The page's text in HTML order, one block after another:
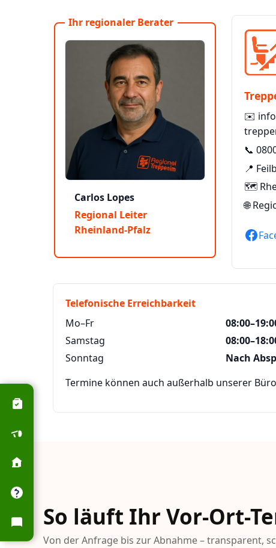
Ihr regionaler Berater
Carlos Lopes
Regional Leiter
Rheinland-Pfalz
✉️
📞
📍
🗺️
🌐
Telefonische Erreichbarkeit
Mo–Fr
Samstag
Sonntag
Nach
Termine können auch außerhalb unserer
So läuft Ihr Vor-Ort-
Von der Anfrage bis zur Abnahme – transparent,